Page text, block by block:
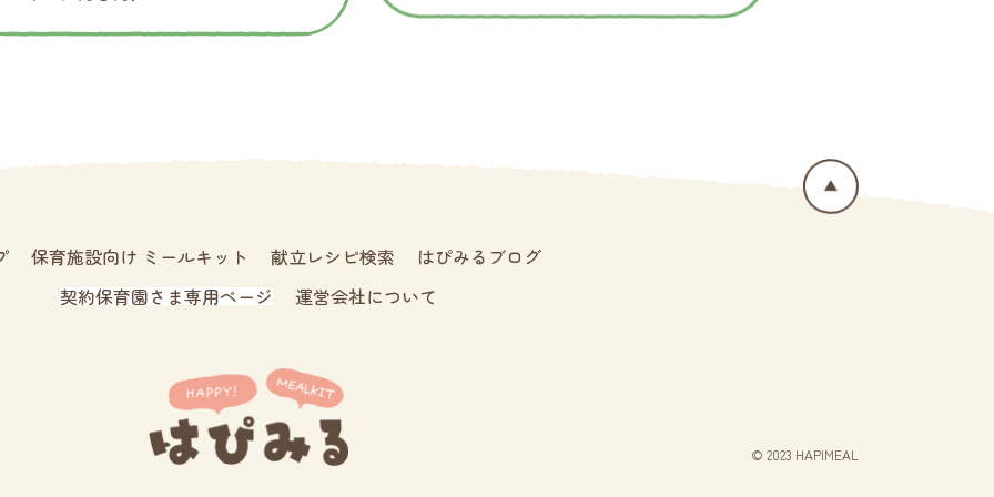
保育施設向け ミールキット 献立レシピ検索
はぴみるブログ
契約保育園さま専用ページ
運営会社について
© 2023 HAPIMEAL